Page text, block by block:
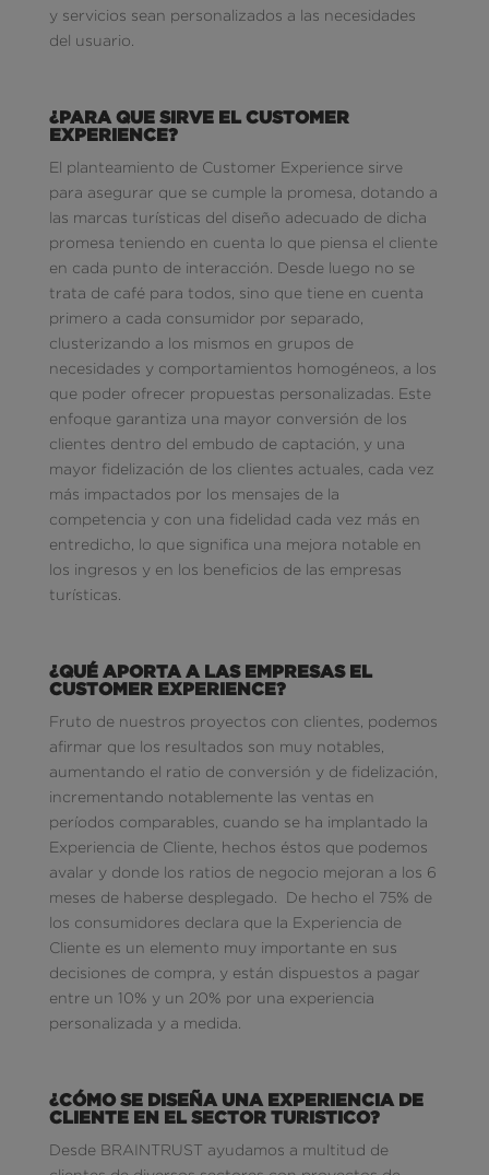
y servicios sean personalizados a las necesidades
del usuario.
¿PARA QUE SIRVE EL CUSTOMER
EXPERIENCE?
El planteamiento de Customer Experience sirve
para asegurar que se cumple la promesa, dotando a
las marcas turísticas del diseño adecuado de dicha
promesa teniendo en cuenta lo que piensa el cliente
en cada punto de interacción. Desde luego no se
trata de café para todos, sino que tiene en cuenta
primero a cada consumidor por separado,
clusterizando a los mismos en grupos de
necesidades y comportamientos homogéneos, a los
que poder ofrecer propuestas personalizadas. Este
enfoque garantiza una mayor conversión de los
clientes dentro del embudo de captación, y una
mayor fidelización de los clientes actuales, cada vez
más impactados por los mensajes de la
competencia y con una fidelidad cada vez más en
entredicho, lo que significa una mejora notable en
los ingresos y en los beneficios de las empresas
turísticas.
¿QUÉ APORTA A LAS EMPRESAS EL
CUSTOMER EXPERIENCE?
Fruto de nuestros proyectos con clientes, podemos
afirmar que los resultados son muy notables,
aumentando el ratio de conversión y de fidelización,
incrementando notablemente las ventas en
períodos comparables, cuando se ha implantado la
Experiencia de Cliente, hechos éstos que podemos
avalar y donde los ratios de negocio mejoran a los 6
meses de haberse desplegado. De hecho el 75% de
los consumidores declara que la Experiencia de
Cliente es un elemento muy importante en sus
decisiones de compra, y están dispuestos a pagar
entre un 10% y un 20% por una experiencia
personalizada y a medida.
¿CÓMO SE DISEÑA UNA EXPERIENCIA DE
CLIENTE EN EL SECTOR TURISTICO?
Desde BRAINTRUST ayudamos a multitud de